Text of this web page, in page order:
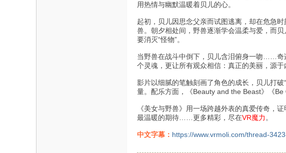
用热情与幽默温暖着贝儿的心。
起初，贝儿因思念父亲而试图逃离，却在危急
兽。朝夕相处间，野兽逐渐学会温柔与爱，而
要消灭“怪物”。
当野兽在战斗中倒下，贝儿含泪俯身一吻……奇
个灵魂，更让所有观众相信：真正的美丽，源于
影片以细腻的笔触刻画了角色的成长，贝儿打
量。配乐方面，《Beauty and the Beast》《
《美女与野兽》用一场跨越外表的真爱传奇，
最温暖的期待……更多精彩，尽在VR魔力 。
中文字幕： https://www.vrmoli.com/thread-